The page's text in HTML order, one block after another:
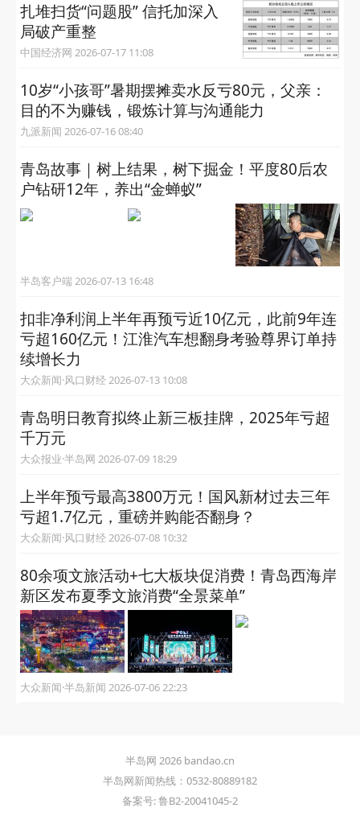
扎堆扫货“问题股” 信托加深入
局破产重整
中国经济网 2026-07-17 11:08
10岁“小孩哥”暑期摆摊卖水反亏80元，父亲：
目的不为赚钱，锻炼计算与沟通能力
九派新闻 2026-07-16 08:40
青岛故事｜树上结果，树下掘金！平度80后农
户钻研12年，养出“金蝉蚁”
半岛客户端 2026-07-13 16:48
扣非净利润上半年再预亏近10亿元，此前9年连
亏超160亿元！江淮汽车想翻身考验尊界订单持
续增长力
大众新闻·风口财经 2026-07-13 10:08
青岛明日教育拟终止新三板挂牌，2025年亏超
千万元
大众报业·半岛网 2026-07-09 18:29
上半年预亏最高3800万元！国风新材过去三年
亏超1.7亿元，重磅并购能否翻身？
大众新闻·风口财经 2026-07-08 10:32
80余项文旅活动+七大板块促消费！青岛西海岸
新区发布夏季文旅消费“全景菜单”
大众新闻·半岛新闻 2026-07-06 22:23
半岛网 2026 bandao.cn
半岛网新闻热线：0532-80889182
备案号: 鲁B2-20041045-2